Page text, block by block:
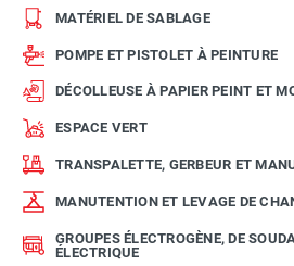
MATÉRIEL DE SABLAGE
POMPE ET PISTOLET À PEINTURE
DÉCOLLEUSE À PAPIER PEINT ET
ESPACE VERT
TRANSPALETTE, GERBEUR ET
MANUTENTION ET LEVAGE DE
GROUPES ÉLECTROGÈNE, DE
ÉLECTRIQUE